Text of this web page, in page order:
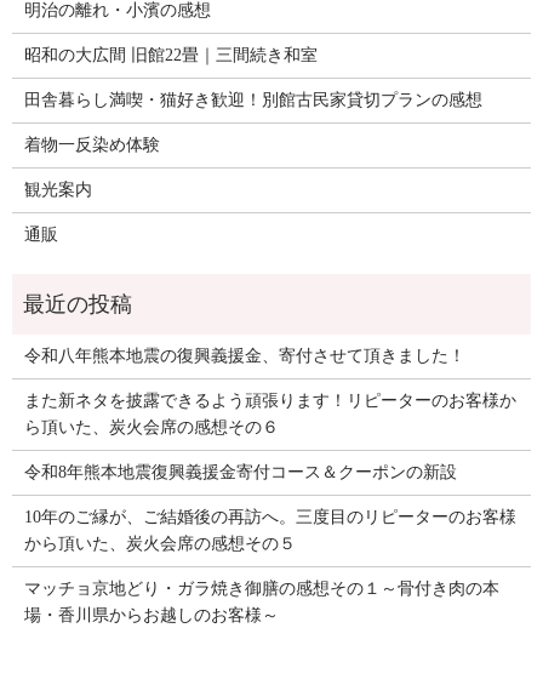
明治の離れ・小濱の感想
昭和の大広間 旧館22畳｜三間続き和室
田舎暮らし満喫・猫好き歓迎！別館古民家貸切プランの感想
着物一反染め体験
観光案内
通販
令和八年熊本地震の復興義援金、寄付させて頂きました！
また新ネタを披露できるよう頑張ります！リピーターのお客様か
ら頂いた、炭火会席の感想その６
令和8年熊本地震復興義援金寄付コース＆クーポンの新設
10年のご縁が、ご結婚後の再訪へ。三度目のリピーターのお客様
から頂いた、炭火会席の感想その５
マッチョ京地どり・ガラ焼き御膳の感想その１～骨付き肉の本
場・香川県からお越しのお客様～